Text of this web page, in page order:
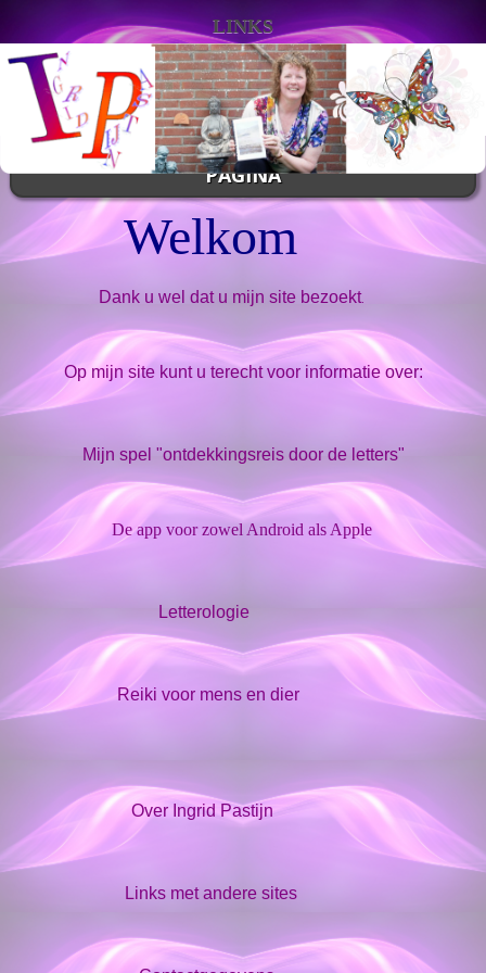
LINKS
PAGINA
Welkom
Dank u wel dat u mijn site bezoekt
Op mijn site kunt u terecht voor informatie over:
Mijn spel "ontdekkingsreis door de letters"
De app voor zowel Android als Apple
Letterologie
Reiki voor mens en dier
Over Ingrid Pastijn
Links met andere sites